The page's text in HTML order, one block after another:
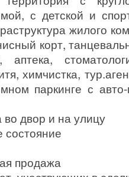
с детской и
жилого
корт,
аптека,
химчистка,
паркинге с
во двор и на улицу
состояние
продажа